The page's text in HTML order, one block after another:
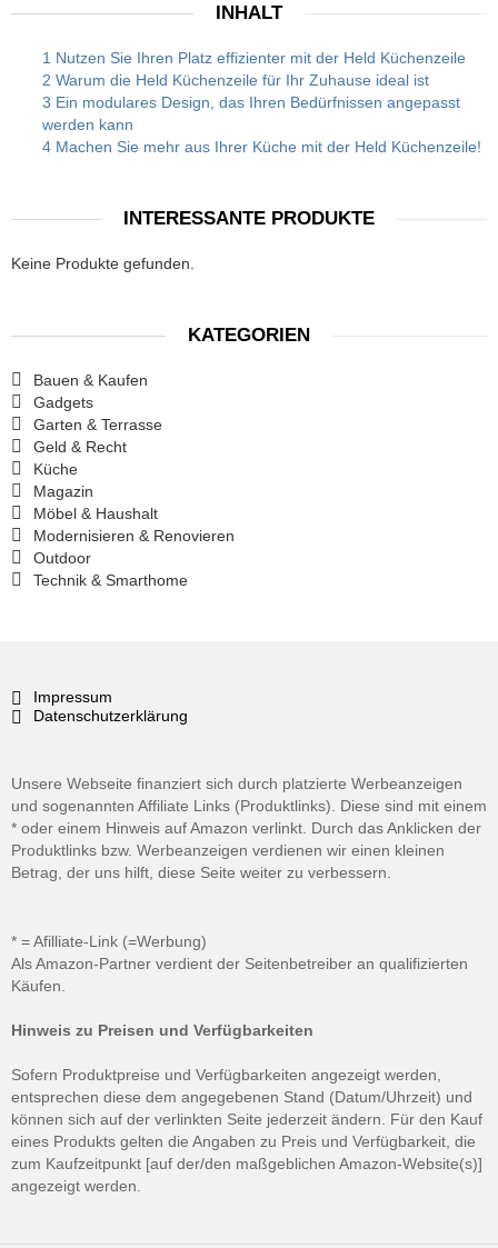
INHALT
1 Nutzen Sie Ihren Platz effizienter mit der Held Küchenzeile
2 Warum die Held Küchenzeile für Ihr Zuhause ideal ist
3 Ein modulares Design, das Ihren Bedürfnissen angepasst
werden kann
4 Machen Sie mehr aus Ihrer Küche mit der Held Küchenzeile!
INTERESSANTE PRODUKTE
Keine Produkte gefunden.
KATEGORIEN
Bauen & Kaufen
Gadgets
Garten & Terrasse
Geld & Recht
Küche
Magazin
Möbel & Haushalt
Modernisieren & Renovieren
Outdoor
Technik & Smarthome
Impressum
Datenschutzerklärung
Unsere Webseite finanziert sich durch platzierte Werbeanzeigen
und sogenannten Affiliate Links (Produktlinks). Diese sind mit einem
* oder einem Hinweis auf Amazon verlinkt. Durch das Anklicken der
Produktlinks bzw. Werbeanzeigen verdienen wir einen kleinen
Betrag, der uns hilft, diese Seite weiter zu verbessern.
* = Afilliate-Link (=Werbung)
Als Amazon-Partner verdient der Seitenbetreiber an qualifizierten
Käufen.
Hinweis zu Preisen und Verfügbarkeiten
Sofern Produktpreise und Verfügbarkeiten angezeigt werden,
entsprechen diese dem angegebenen Stand (Datum/Uhrzeit) und
können sich auf der verlinkten Seite jederzeit ändern. Für den Kauf
eines Produkts gelten die Angaben zu Preis und Verfügbarkeit, die
zum Kaufzeitpunkt [auf der/den maßgeblichen Amazon-Website(s)]
angezeigt werden.